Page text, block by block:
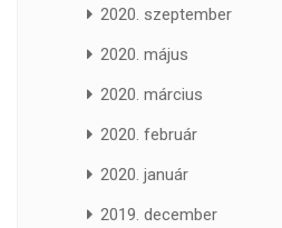
2020. szeptember
2020. május
2020. március
2020. február
2020. január
2019. december